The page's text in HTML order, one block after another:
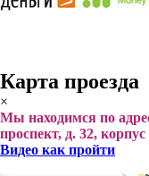
Карта проезда
×
Мы находимся по
проспект, д. 32,
Видео как пройти